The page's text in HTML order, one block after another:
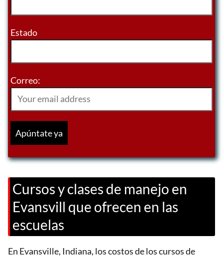
Estado
Correo:
Cursos y clases de manejo en
Evansvill que ofrecen en las
escuelas
En Evansville, Indiana, los costos de los cursos de